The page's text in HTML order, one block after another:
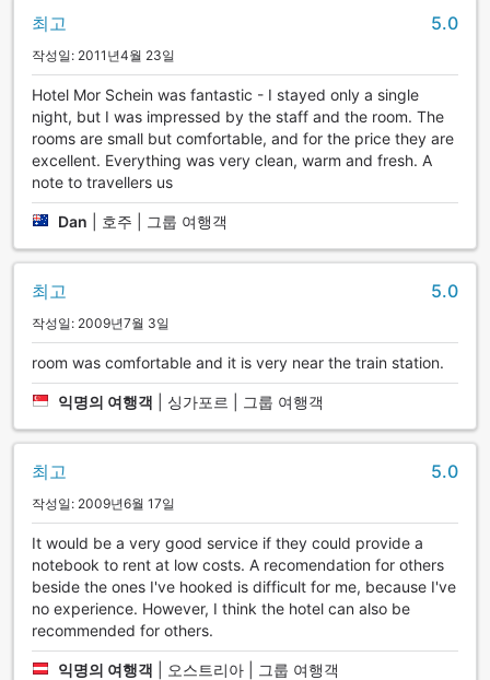
최고 5.0
작성일: 2011년4월 23일
Hotel Mor Schein was fantastic - I stayed only a single
night, but I was impressed by the staff and the room. The
rooms are small but comfortable, and for the price they are
excellent. Everything was very clean, warm and fresh. A
note to travellers us
Dan 호주 | 그룹 여행객
최고 5.0
작성일: 2009년7월 3일
room was comfortable and it is very near the train station.
익명의 여행객 싱가포르 | 그룹 여행객
최고 5.0
작성일: 2009년6월 17일
It would be a very good service if they could provide a
notebook to rent at low costs. A recomendation for others
beside the ones I've hooked is difficult for me, because I've
no experience. However, I think the hotel can also be
recommended for others.
익명의 여행객 오스트리아 | 그룹 여행객